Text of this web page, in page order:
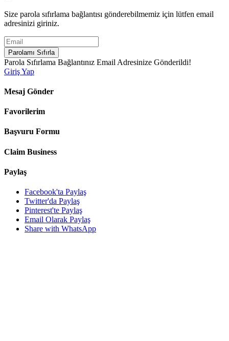
Size parola sıfırlama bağlantısı gönderebilmemiz için lütfen email
adresinizi giriniz.
Parolamı Sıfırla
Parola Sıfırlama Bağlantınız Email Adresinize Gönderildi!
Giriş Yap
Mesaj Gönder
Favorilerim
Başvuru Formu
Claim Business
Paylaş
Facebook'ta Paylaş
Twitter'da Paylaş
Pinterest'te Paylaş
Email Olarak Paylaş
Share with WhatsApp